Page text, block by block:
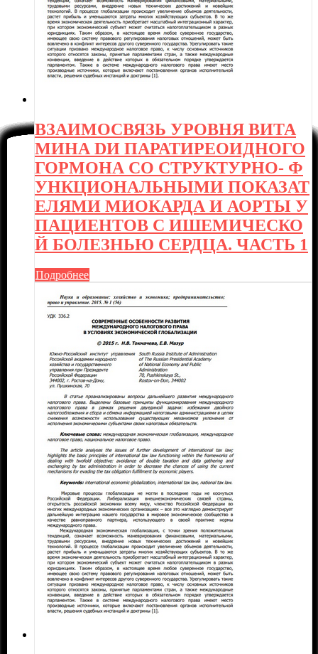
ВЗАИМОСВЯЗЬ УРОВНЯ ВИТА
МИНА DИ ПАРАТИРЕОИДНОГО
ГОРМОНА СО СТРУКТУРНО- Ф
УНКЦИОНАЛЬНЫМИ ПОКАЗАТ
ЕЛЯМИ МИОКАРДА И АОРТЫ У
ПАЦИЕНТОВ С ИШЕМИЧЕСКО
Й БОЛЕЗНЬЮ СЕРДЦА. ЧАСТЬ 1
Подробнее